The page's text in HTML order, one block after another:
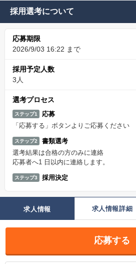
採用選考について
応募期限
2026/9/03 16:22 まで
採用予定人数
3人
選考プロセス
ステップ1
応募
「応募する」ボタンよりご応募ください
ステップ2
書類選考
選考結果は合格の方のみに連絡
応募者へ1 日以内に連絡します。
ステップ3 採用決定
求人情報 求人情報詳細
応募する